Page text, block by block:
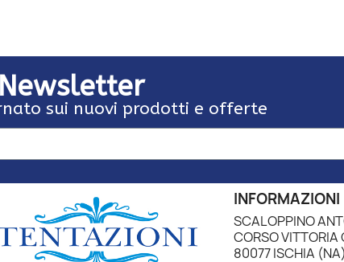
sui nuovi prodotti e offerte
INFORMAZIONI
SCALOPPINO
CORSO
80077 ISCHIA (NA)